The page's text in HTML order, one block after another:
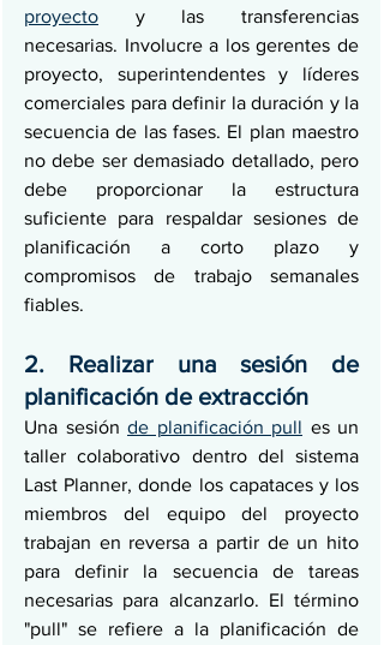
proyecto y las transferencias
necesarias. Involucre a los gerentes de
proyecto, superintendentes y líderes
comerciales para definir la duración y la
secuencia de las fases. El plan maestro
no debe ser demasiado detallado, pero
debe proporcionar la estructura
suficiente para respaldar sesiones de
planificación a corto plazo y
compromisos de trabajo semanales
fiables.
2. Realizar una sesión de
planificación de extracción
Una sesión de planificación pull es un
taller colaborativo dentro del sistema
Last Planner, donde los capataces y los
miembros del equipo del proyecto
trabajan en reversa a partir de un hito
para definir la secuencia de tareas
necesarias para alcanzarlo. El término
"pull" se refiere a la planificación de